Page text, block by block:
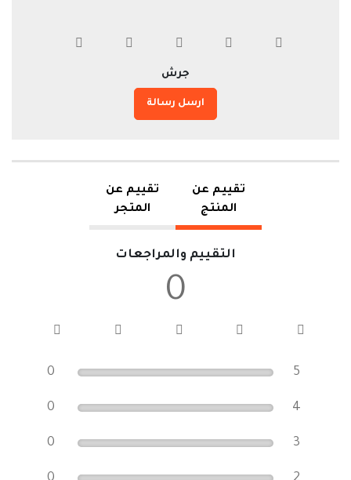
جرش
ارسل رسالة
تقييم عن
المنتج
تقييم عن
المتجر
التقييم والمراجعات
0
5
0
4
0
3
0